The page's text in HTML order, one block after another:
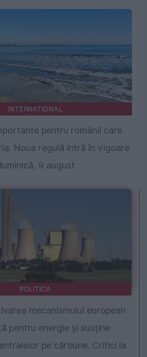
INTERNATIONAL
pentru românii care
Noua regulă intră în vigoare
9 august
POLITICA
mecanismului european
pentru energie și susține
pe cărbune. Critici la